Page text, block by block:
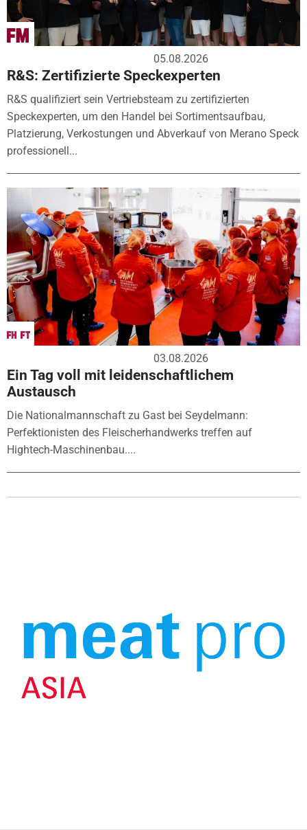
05.08.2026
R&S: Zertifizierte Speckexperten
R&S qualifiziert sein Vertriebsteam zu zertifizierten
Speckexperten, um den Handel bei Sortimentsaufbau,
Platzierung, Verkostungen und Abverkauf von Merano Speck
professionell...
03.08.2026
Ein Tag voll mit leidenschaftlichem
Austausch
Die Nationalmannschaft zu Gast bei Seydelmann:
Perfektionisten des Fleischerhandwerks treffen auf
Hightech-Maschinenbau....